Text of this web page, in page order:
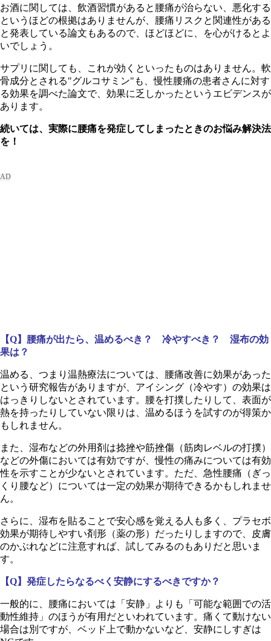
お酒に関しては、飲酒習慣があると腰痛が治らない、悪化する
というほどの根拠はありませんが、腰痛リスクと関連性がある
と発表している論文もあるので、ほどほどに、を心がけるとよ
いでしょう。
サプリに関しても、これが効くといったものはありません。軟
骨成分とされる"グルコサミン"も、慢性腰痛の患者さんに対す
る効果を調べた論文で、効果に乏しかったというエビデンスが
あります。
続いては、実際に腰痛を発症してしまったときのお悩み解決法
を！
【Q】腰痛が出たら、温めるべき？ 冷やすべき？ 湿布の効
果は？
温める、つまり温熱療法については、腰痛改善に効果があった
という研究報告がありますが、アイシング（冷やす）の効果は
はっきりしないとされています。腰を打撲したりして、表面が
熱を持ったりしていない限りは、温めるほうを試すのが得策か
もしれません。
また、湿布などの外用剤は捻挫や筋挫傷（筋肉レベルの打撲）
などの外傷においては有効ですが、慢性の痛みについては有効
性を示すことが少ないとされています。ただ、急性腰痛（ぎっ
くり腰など）については一定の効果が期待できるかもしれませ
ん。
さらに、湿布を貼ることで安心感を覚える人も多く、プラセボ
効果が期待しやすい剤形（薬の形）だったりしますので、皮膚
のかぶれなどに注意すれば、試してみるのもありだと思いま
す。
【Q】発症したらなるべく安静にするべきですか？
一般的に、腰痛においては「安静」よりも「可能な範囲での活
動性維持」のほうが有用だといわれています。痛くて動けない
場合は別ですが、ベッド上で動かないなど、安静にしすぎは